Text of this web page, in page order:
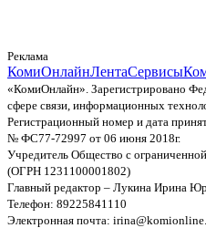
Реклама
КомиОнлайнЛентаСервисы
«КомиОнлайн». Зарегистрировано
сфере связи, информационных
Регистрационный номер и дата
№ ФС77-72997 от 06 июня 2018г.
Учредитель Общество с
(ОГРН 1231100001802)
Главный редактор – Лукина Ирина
Телефон: 89225841110
Электронная почта: